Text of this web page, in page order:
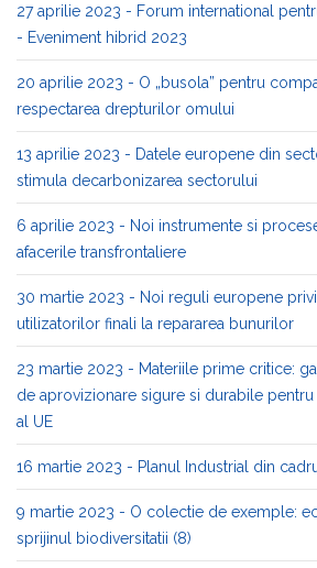
27 aprilie 2023 - Forum international
- Eveniment hibrid 2023
20 aprilie 2023 - O „busola” pentru
respectarea drepturilor omului
13 aprilie 2023 - Datele europene din
stimula decarbonizarea sectorului
6 aprilie 2023 - Noi instrumente si
afacerile transfrontaliere
30 martie 2023 - Noi reguli europene
utilizatorilor finali la repararea bunurilor
23 martie 2023 - Materiile prime critice:
de aprovizionare sigure si durabile
al UE
16 martie 2023 - Planul Industrial din
9 martie 2023 - O colectie de exemple:
sprijinul biodiversitatii (8)